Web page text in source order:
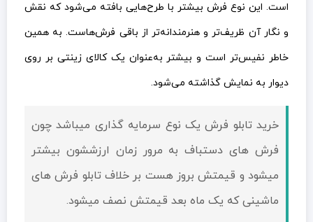
است. این نوع فرش بیشتر با طرح‌هایی بافته می‌شود که نقش
و نگار آن ظریف‌تر و هنرمندانه‌تر از باقی فرش‌هاست. به همین
خاطر نفیس‌تر است و بیشتر به‌عنوان یک کالای زینتی بر روی
دیوار به نمایش گذاشته می‌شود.
خرید تابلو فرش یک نوع سرمایه گذاری میباشد چون
فرش های دستباف به مرور زمان ارزششون بیشتر
میشود و قيمتش بروز هست بر خلاف تابلو فرش های
ماشینی که یک ماه بعد قيمتش نصف میشود.